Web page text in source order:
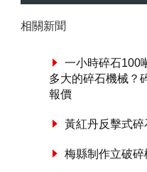
相關新聞
一小時碎石100
多大的碎石機械？
報價
黃紅丹反擊式碎
梅縣制作立破碎